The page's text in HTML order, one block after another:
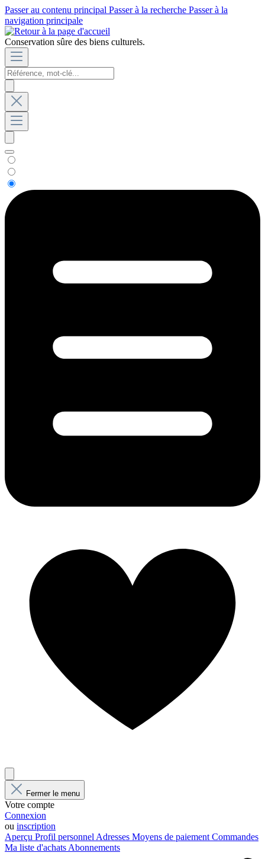
Passer au contenu principal Passer à la recherche Passer à la
navigation principale
Conservation sûre des biens culturels.
Fermer le menu
Votre compte
Connexion
ou inscription
Aperçu Profil personnel Adresses Moyens de paiement Commandes
Ma liste d'achats Abonnements